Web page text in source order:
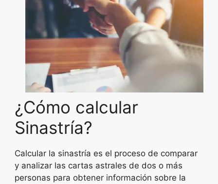
¿Cómo calcular
Sinastría?
Calcular la sinastría es el proceso de comparar
y analizar las cartas astrales de dos o más
personas para obtener información sobre la